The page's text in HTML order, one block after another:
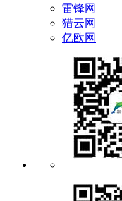
雷锋网
猎云网
亿欧网